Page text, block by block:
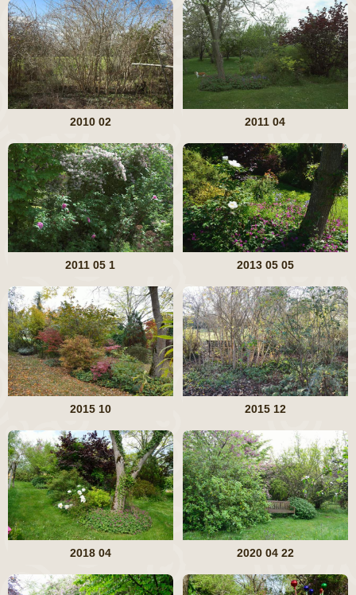
2010 02 2011 04
2011 05 1 2013 05 05
2015 10 2015 12
2018 04 2020 04 22